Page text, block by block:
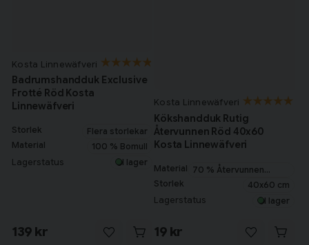
Kosta Linnewäfveri
Badrumshandduk Exclusive
Frotté Röd Kosta
Linnewäfveri
Storlek
Flera storlekar
Material
100 % Bomull
Lagerstatus I lager
139 kr
Kosta Linnewäfveri
Kökshandduk Rutig
Återvunnen Röd 40x60
Kosta Linnewäfveri
Material 70 % Återvunnen
Storlek 40x60 cm
Lagerstatus I lager
19 kr